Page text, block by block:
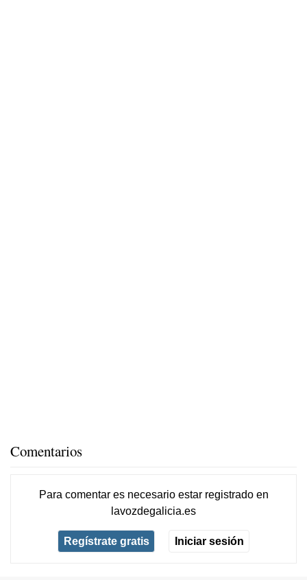
Comentarios
Para comentar es necesario estar registradoen
lavozdegalicia.es
Regístrate gratis Iniciar sesión